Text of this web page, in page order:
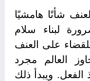
شأنًا هامشيًا
لبناء سلام
على العنف
العالم مجرد
الفعل. ويبدأ ذلك